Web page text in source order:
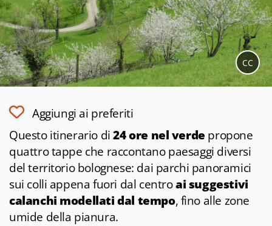
CC
Aggiungi ai preferiti
Questo itinerario di24 ore nel verde propone
quattro tappe che raccontano paesaggi diversi
del territorio bolognese: dai parchi panoramici
sui colli appena fuori dal centroai suggestivi
calanchi modellati dal tempo, fino alle zone
umide della pianura.